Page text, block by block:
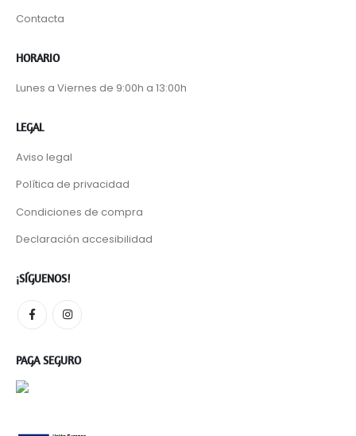
Contacta
HORARIO
Lunes a Viernes de 9:00h a 13:00h
LEGAL
Aviso legal
Política de privacidad
Condiciones de compra
Declaración accesibilidad
¡SÍGUENOS!
PAGA SEGURO